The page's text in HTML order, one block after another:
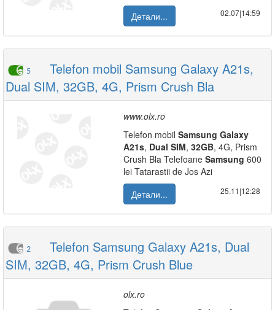
Детали...
02.07|14:59
5
Telefon mobil Samsung Galaxy A21s,
Dual SIM, 32GB, 4G, Prism Crush Bla
www.olx.ro
Telefon mobil Samsung Galaxy
A21s, Dual SIM, 32GB, 4G, Prism
Crush Bla Telefoane Samsung 600
lei Tatarastii de Jos Azi
Детали...
25.11|12:28
2
Telefon Samsung Galaxy A21s, Dual
SIM, 32GB, 4G, Prism Crush Blue
olx.ro